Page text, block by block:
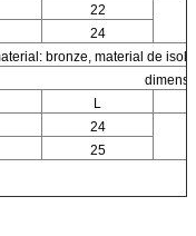
22
24
bronze, material de
L
24
25